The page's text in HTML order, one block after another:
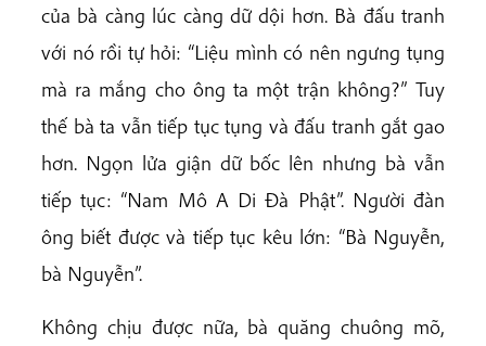
của bà càng lúc càng dữ dội hơn. Bà đấu tranh
với nó rồi tự hỏi: “Liệu mình có nên ngưng tụng
mà ra mắng cho ông ta một trận không?” Tuy
thế bà ta vẫn tiếp tục tụng và đấu tranh gắt gao
hơn. Ngọn lửa giận dữ bốc lên nhưng bà vẫn
tiếp tục: “Nam Mô A Di Đà Phật”. Người đàn
ông biết được và tiếp tục kêu lớn: “Bà Nguyễn,
bà Nguyễn”.
Không chịu được nữa, bà quăng chuông mõ,